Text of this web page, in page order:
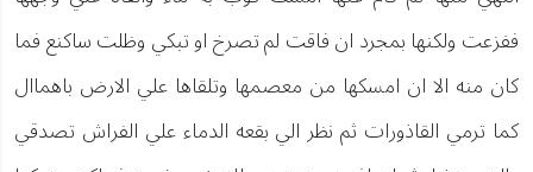
ففزعت ولكنها بمجرد ان فاقت لم تصرخ او تبكي وظلت ساكنع فما
كان منه الا ان امسكها من معصمها وتلقاها علي الارض باهماال
كما ترمي القاذورات ثم نظر الي بقعه الدماء علي الفراش تصدقي